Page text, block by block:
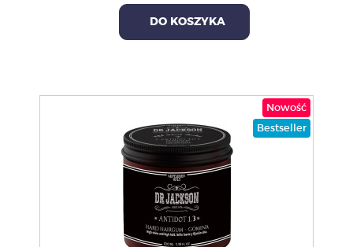
DO KOSZYKA
Nowość
Bestseller